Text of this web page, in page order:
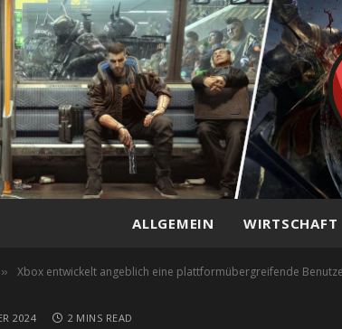
ALLGEMEIN WIRTSCHAFT
» Xbox entwickelt angeblich eine plattformübergreifende
2024 2 MINS READ